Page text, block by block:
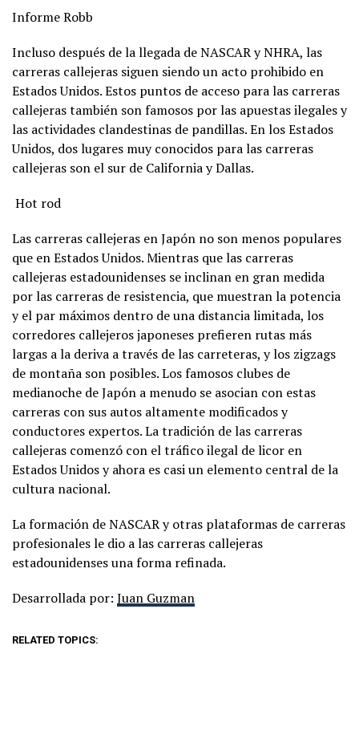
Informe Robb
Incluso después de la llegada de NASCAR y NHRA, las
carreras callejeras siguen siendo un acto prohibido en
Estados Unidos. Estos puntos de acceso para las carreras
callejeras también son famosos por las apuestas ilegales y
las actividades clandestinas de pandillas. En los Estados
Unidos, dos lugares muy conocidos para las carreras
callejeras son el sur de California y Dallas.
Hot rod
Las carreras callejeras en Japón no son menos populares
que en Estados Unidos. Mientras que las carreras
callejeras estadounidenses se inclinan en gran medida
por las carreras de resistencia, que muestran la potencia
y el par máximos dentro de una distancia limitada, los
corredores callejeros japoneses prefieren rutas más
largas a la deriva a través de las carreteras, y los zigzags
de montaña son posibles. Los famosos clubes de
medianoche de Japón a menudo se asocian con estas
carreras con sus autos altamente modificados y
conductores expertos. La tradición de las carreras
callejeras comenzó con el tráfico ilegal de licor en
Estados Unidos y ahora es casi un elemento central de la
cultura nacional.
La formación de NASCAR y otras plataformas de carreras
profesionales le dio a las carreras callejeras
estadounidenses una forma refinada.
Desarrollada por: Juan Guzman
RELATED TOPICS: